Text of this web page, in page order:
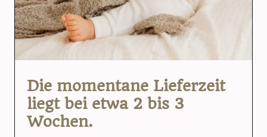
Die momentane Lieferzeit
liegt bei etwa 2 bis 3
Wochen.